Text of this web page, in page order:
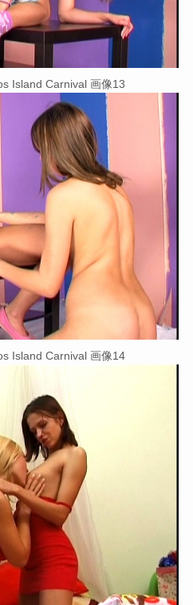
Island Carnival 画像13
Island Carnival 画像14